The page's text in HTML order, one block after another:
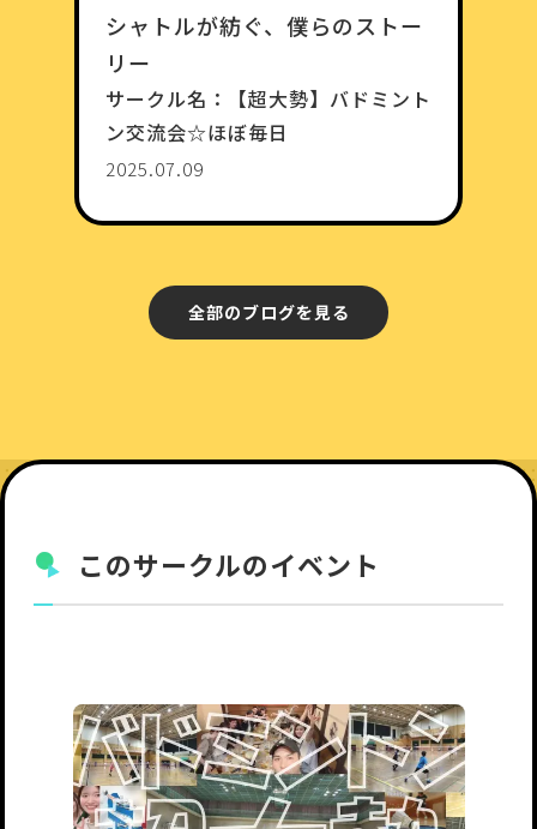
シャトルが紡ぐ、僕らのストー
リー
サークル名：
【超大勢】バドミント
ン交流会☆ほぼ毎日
2025.07.09
全部のブログを見る
このサークルのイベント